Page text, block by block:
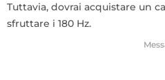
Tuttavia, dovrai acquistare un
sfruttare i 180 Hz.